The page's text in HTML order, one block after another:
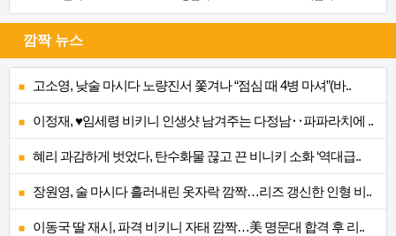
깜짝 뉴스
고소영, 낮술 마시다 노량진서 쫓겨나 “점심 때 4병 마셔”(바..
이정재, ♥임세령 비키니 인생샷 남겨주는 다정남‥파파라치에 ..
혜리 과감하게 벗었다, 탄수화물 끊고 끈 비니키 소화 ‘역대급..
장원영, 술 마시다 흘러내린 옷자락 깜짝…리즈 갱신한 인형 비..
이동국 딸 재시, 파격 비키니 자태 깜짝…美 명문대 합격 후 리..